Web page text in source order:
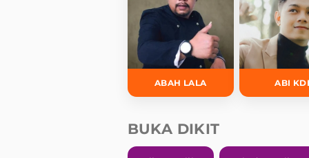
ABAH LALA ABI
BUKA DIKIT